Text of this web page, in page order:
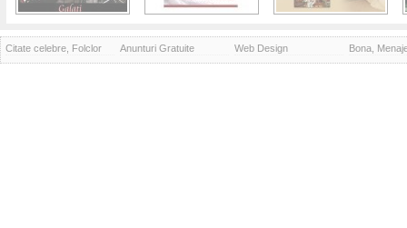
Citate celebre, Folclor Anunturi Gratuite Web Design Bona,